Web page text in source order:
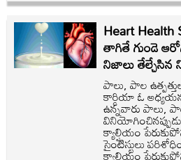
Heart
తాగితే గుండె
నిజాలు తేల్చేసిన
పాలు, పాల
కార్డియా ఓ
ఉన్నవారు పాలు,
క్యాల్షియం
సైంటిస్టులు